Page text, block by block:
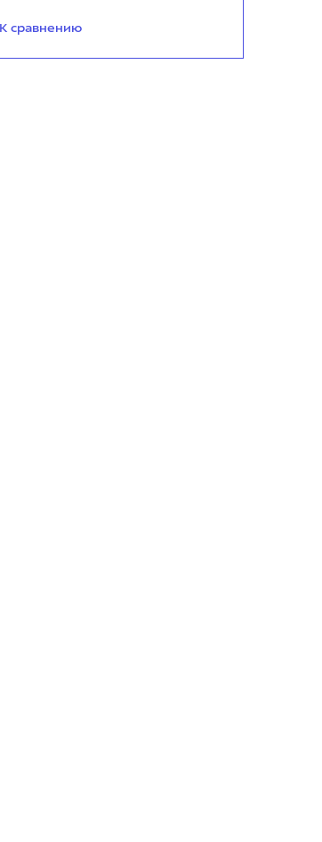
К сравнению